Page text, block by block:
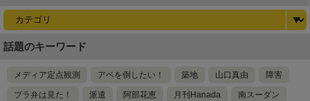
話題のキーワード
メディア定点観測 アベを倒したい！ 築地 山口真由 障害
ブラ弁は見た！ 派遣 阿部花恵 月刊Hanada 南スーダン